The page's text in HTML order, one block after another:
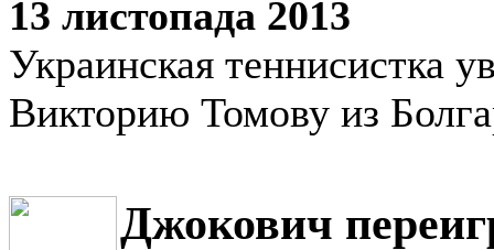
13 листопада 2013
Украинская теннисистка
Викторию Томову из
Джокович